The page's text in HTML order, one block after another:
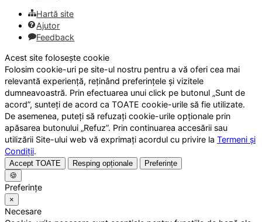
Hartă site
Ajutor
Feedback
Acest site folosește cookie
Folosim cookie-uri pe site-ul nostru pentru a vă oferi cea mai
relevantă experiență, reținând preferințele și vizitele
dumneavoastră. Prin efectuarea unui click pe butonul „Sunt de
acord”, sunteți de acord ca TOATE cookie-urile să fie utilizate.
De asemenea, puteți să refuzați cookie-urile opționale prin
apăsarea butonului „Refuz”. Prin continuarea accesării sau
utilizării Site-ului web vă exprimați acordul cu privire la Termeni și
Condiții.
Accept TOATE Resping opționale
Preferințe
🍪
Preferințe
×
Necesare